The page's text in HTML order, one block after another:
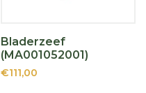
Bladerzeef
(MA001052001)
€111,00